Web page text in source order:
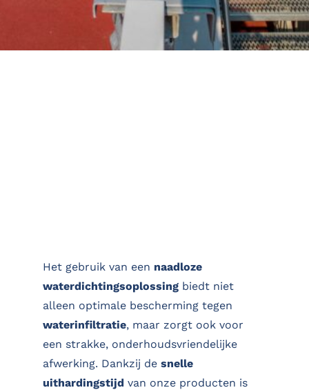
Het gebruik van een naadloze
waterdichtingsoplossing biedt niet
alleen optimale bescherming tegen
waterinfiltratie, maar zorgt ook voor
een strakke, onderhoudsvriendelijke
afwerking. Dankzij desnelle
uithardingstijd van onze producten is